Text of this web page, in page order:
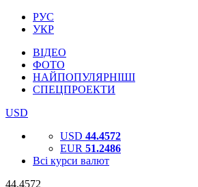
РУС
УКР
ВІДЕО
ФОТО
НАЙПОПУЛЯРНІШІ
СПЕЦПРОЕКТИ
USD
USD 44.4572
EUR 51.2486
Всі курси валют
44.4572